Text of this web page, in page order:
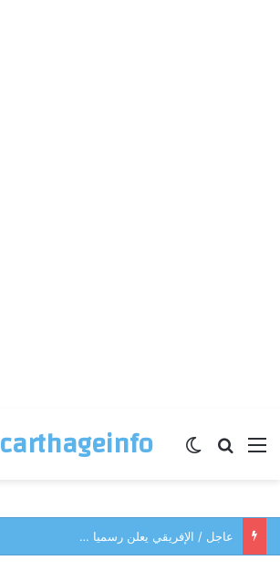
carthageinfo القائمة بحث عنالوضع المظلم
عاجل / الإفريقي يعلن رسميا …